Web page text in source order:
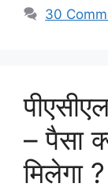
30
– पैसा
मिलेगा ?